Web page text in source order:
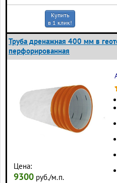
Купить
в 1 клик!
Труба дренажная 400 мм в
перфорированная
Цена:
9300 руб./м.п.